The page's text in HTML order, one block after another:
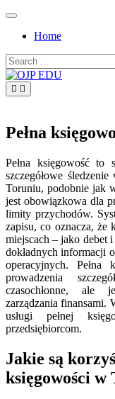
Skip
contentHome
Search
for:
Pełna
Pełna księgowość to
szczegółowe
Toruniu, podobnie jak
jest obowiązkowa dla
limity przychodów.
zapisu, co oznacza, że
miejscach – jako debet
dokładnych informacji
operacyjnych. Pełna
prowadzenia
czasochłonne, ale
zarządzania
usługi pełnej
przedsiębiorcom.
Jakie są
księgowości w